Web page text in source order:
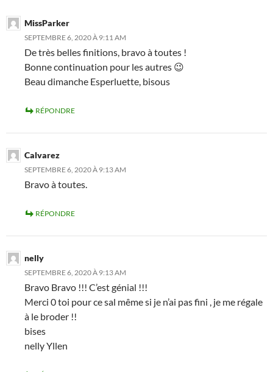
MissParker
SEPTEMBRE 6, 2020 À 9:11 AM
De très belles finitions, bravo à toutes !
Bonne continuation pour les autres 😉
Beau dimanche Esperluette, bisous
RÉPONDRE
Calvarez
SEPTEMBRE 6, 2020 À 9:13 AM
Bravo à toutes.
RÉPONDRE
nelly
SEPTEMBRE 6, 2020 À 9:13 AM
Bravo Bravo !!! C’est génial !!!
Merci 0 toi pour ce sal même si je n’ai pas fini , je me régale
à le broder !!
bises
nelly Yllen